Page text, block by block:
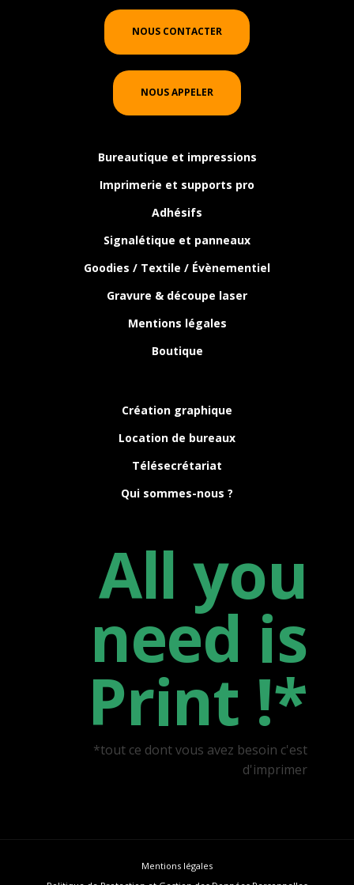
NOUS CONTACTER
NOUS APPELER
Bureautique et impressions
Imprimerie et supports pro
Adhésifs
Signalétique et panneaux
Goodies / Textile / Évènementiel
Gravure & découpe laser
Mentions légales
Boutique
Création graphique
Location de bureaux
Télésecrétariat
Qui sommes-nous ?
All you
need is
Print !*
*tout ce dont vous avez besoin c'est
d'imprimer
Mentions légales